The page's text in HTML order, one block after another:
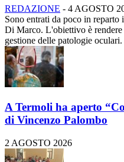
REDAZIONE - 4 AGOSTO
Sono entrati da poco in
Di Marco. L'obiettivo è
gestione delle patologie
A Termoli ha aperto
di Vincenzo Palombo
2 AGOSTO 2026